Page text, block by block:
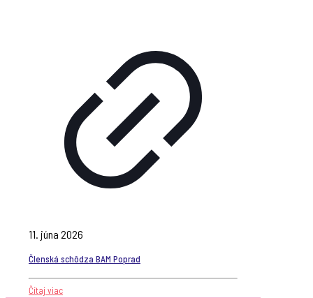
11. júna 2026
Členská schôdza BAM Poprad
Čítaj viac